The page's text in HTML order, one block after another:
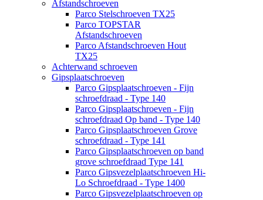
Afstandschroeven
Parco Stelschroeven TX25
Parco TOPSTAR
Afstandschroeven
Parco Afstandschroeven Hout
TX25
Achterwand schroeven
Gipsplaatschroeven
Parco Gipsplaatschroeven - Fijn
schroefdraad - Type 140
Parco Gipsplaatschroeven - Fijn
schroefdraad Op band - Type 140
Parco Gipsplaatschroeven Grove
schroefdraad - Type 141
Parco Gipsplaatschroeven op band
grove schroefdraad Type 141
Parco Gipsvezelplaatschroeven Hi-
Lo Schroefdraad - Type 1400
Parco Gipsvezelplaatschroeven op